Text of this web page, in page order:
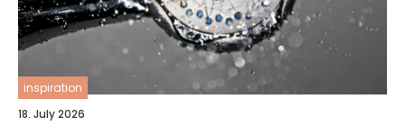
inspiration
18. July 2026